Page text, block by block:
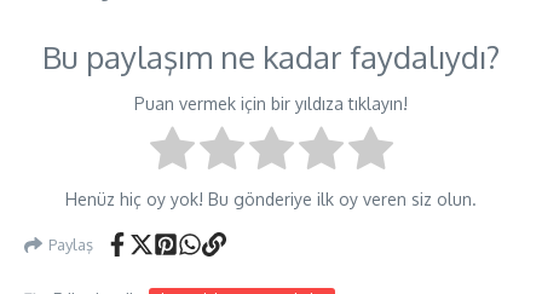
Bu paylaşım ne kadar faydalıydı?
Puan vermek için bir yıldıza tıklayın!
Henüz hiç oy yok! Bu gönderiye ilk oy veren siz olun.
Paylaş